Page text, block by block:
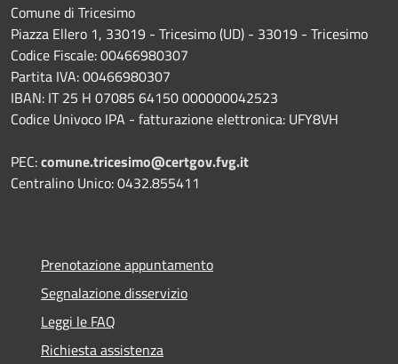
Comune di Tricesimo
Piazza Ellero 1, 33019 - Tricesimo (UD) - 33019 - Tricesimo
Codice Fiscale: 00466980307
Partita IVA: 00466980307
IBAN: IT 25 H 07085 64150 000000042523
Codice Univoco IPA - fatturazione elettronica: UFY8VH
PEC:comune.tricesimo@certgov.fvg.it
Centralino Unico: 0432.855411
Prenotazione appuntamento
Segnalazione disservizio
Leggi le FAQ
Richiesta assistenza